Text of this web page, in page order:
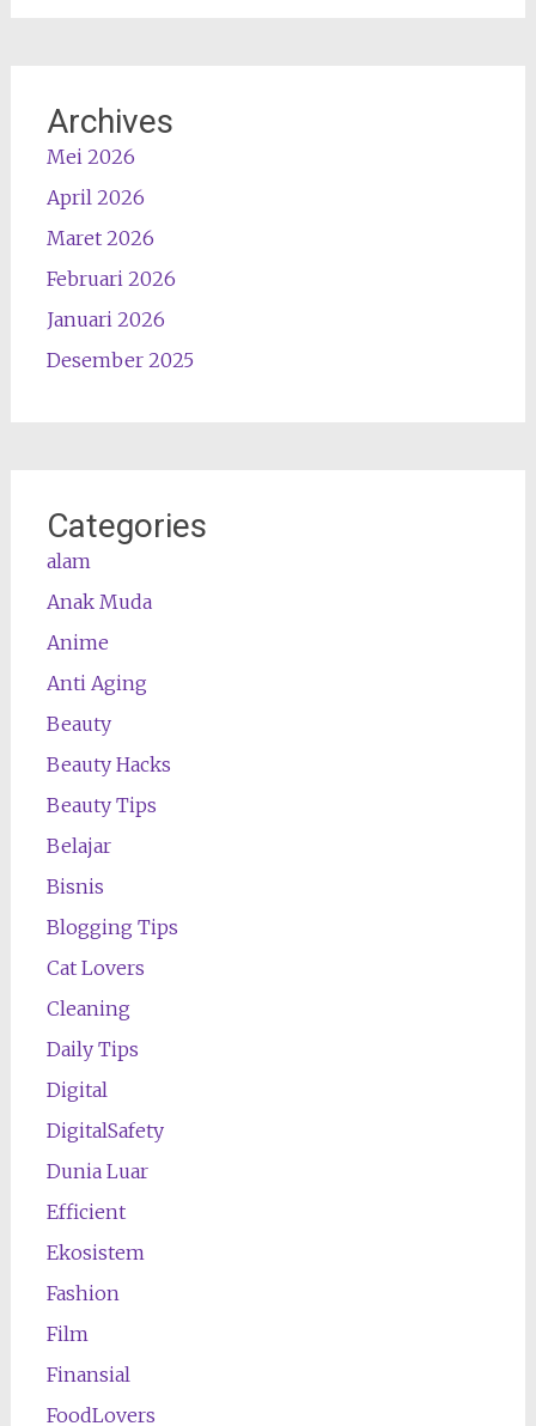
Archives
Mei 2026
April 2026
Maret 2026
Februari 2026
Januari 2026
Desember 2025
Categories
alam
Anak Muda
Anime
Anti Aging
Beauty
Beauty Hacks
Beauty Tips
Belajar
Bisnis
Blogging Tips
Cat Lovers
Cleaning
Daily Tips
Digital
DigitalSafety
Dunia Luar
Efficient
Ekosistem
Fashion
Film
Finansial
FoodLovers